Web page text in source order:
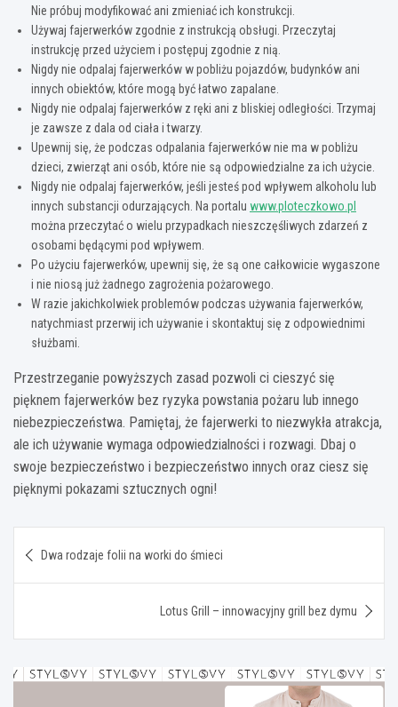
Nie próbuj modyfikować ani zmieniać ich konstrukcji.
Używaj fajerwerków zgodnie z instrukcją obsługi. Przeczytaj
instrukcję przed użyciem i postępuj zgodnie z nią.
Nigdy nie odpalaj fajerwerków w pobliżu pojazdów, budynków ani
innych obiektów, które mogą być łatwo zapalane.
Nigdy nie odpalaj fajerwerków z ręki ani z bliskiej odległości. Trzymaj
je zawsze z dala od ciała i twarzy.
Upewnij się, że podczas odpalania fajerwerków nie ma w pobliżu
dzieci, zwierząt ani osób, które nie są odpowiedzialne za ich użycie.
Nigdy nie odpalaj fajerwerków, jeśli jesteś pod wpływem alkoholu lub
innych substancji odurzających. Na portalu www.ploteczkowo.pl
można przeczytać o wielu przypadkach nieszczęśliwych zdarzeń z
osobami będącymi pod wpływem.
Po użyciu fajerwerków, upewnij się, że są one całkowicie wygaszone
i nie niosą już żadnego zagrożenia pożarowego.
W razie jakichkolwiek problemów podczas używania fajerwerków,
natychmiast przerwij ich używanie i skontaktuj się z odpowiednimi
służbami.
Przestrzeganie powyższych zasad pozwoli ci cieszyć się
pięknem fajerwerków bez ryzyka powstania pożaru lub innego
niebezpieczeństwa. Pamiętaj, że fajerwerki to niezwykła atrakcja,
ale ich używanie wymaga odpowiedzialności i rozwagi. Dbaj o
swoje bezpieczeństwo i bezpieczeństwo innych oraz ciesz się
pięknymi pokazami sztucznych ogni!
wpisu
Dwa rodzaje folii na worki do śmieci
Lotus Grill – innowacyjny grill bez dymu